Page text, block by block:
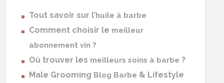
Tout savoir sur l’huile à barbe
Comment choisir le meilleur
abonnement vin ?
Où trouver les meilleurs soins à barbe ?
Male Grooming Blog Barbe & Lifestyle